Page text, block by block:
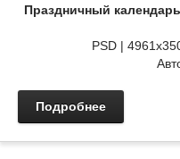
Праздничный
PSD |
Подробнее